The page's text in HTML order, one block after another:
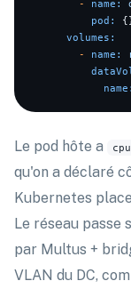
- name:
pod:
volumes:
-
name:
name:
Le pod hôte a
qu'on a déclaré
Kubernetes
Le réseau passe
par Multus +
VLAN du DC,